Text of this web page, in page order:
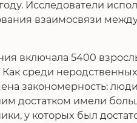
Исследователи
взаимосвязи
включала 5400
среди
закономерность:
достатком имели
у которых был